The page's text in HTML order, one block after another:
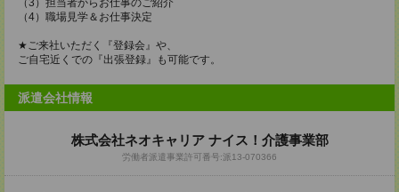
（3）担当者からお仕事のご紹介
（4）職場見学＆お仕事決定
★ご来社いただく『登録会』や、
ご自宅近くでの『出張登録』も可能です。
派遣会社情報
株式会社ネオキャリア ナイス！介護事業部
労働者派遣事業許可番号:派13-070366